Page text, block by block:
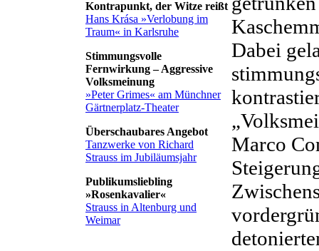
Kontrapunkt, der Witze reißt
Hans Krása »Verlobung im
Traum« in Karlsruhe
Stimmungsvolle
Fernwirkung – Aggressive
Volksmeinung
»Peter Grimes« am Münchner
Gärtnerplatz-Theater
Überschaubares Angebot
Tanzwerke von Richard
Strauss im Jubiläumsjahr
Publikumsliebling
»Rosenkavalier«
Strauss in Altenburg und
Weimar
Dabei
Marco